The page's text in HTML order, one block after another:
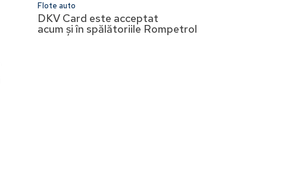
Flote auto
DKV Card este acceptat
acum și în spălătoriile Rompetrol